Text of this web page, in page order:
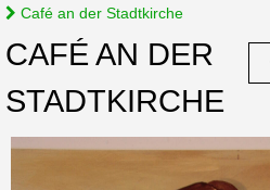
Café an der Stadtkirche
CAFÉ AN DER
STADTKIRCHE